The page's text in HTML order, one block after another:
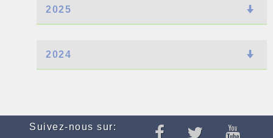
2025
2024
Suivez-nous sur: